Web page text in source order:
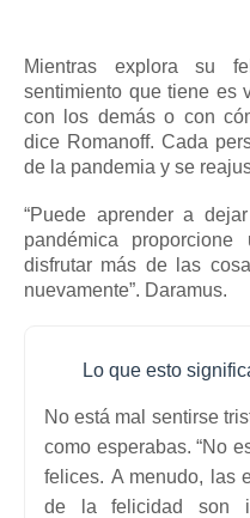
Mientras explora su
sentimiento que tiene es
con los demás o con
dice Romanoff.Cada
de la pandemia y se
“Puede aprender a
pandémica
disfrutar más de las
nuevamente”. Daramus.
Lo que esto
No está mal sentirse
como esperabas.“No
felices. A menudo, las
de la felicidad son